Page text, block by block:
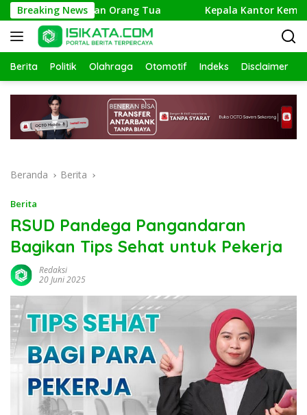
Langsung
ke
konten
Breaking News
Keberadaan Orang Tua Kepala Kantor Kemenag
Berita Politik Olahraga Otomotif Indeks Disclaimer
Beranda Berita
Berita
RSUD Pandega Pangandaran
Bagikan Tips Sehat untuk Pekerja
Redaksi
20 Juni 2025